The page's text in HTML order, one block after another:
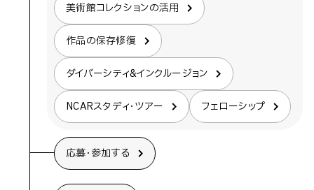
美術館コレクションの活用
作品の保存修復
ダイバーシティ&インクルージョン
NCARスタディ・ツアー フェローシップ
応募・参加する